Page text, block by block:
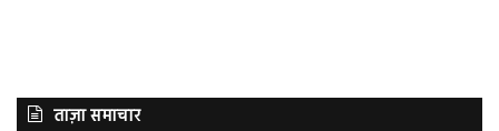
ताज़ा समाचार